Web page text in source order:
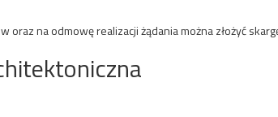
oraz na odmowę realizacji żądania można złożyć